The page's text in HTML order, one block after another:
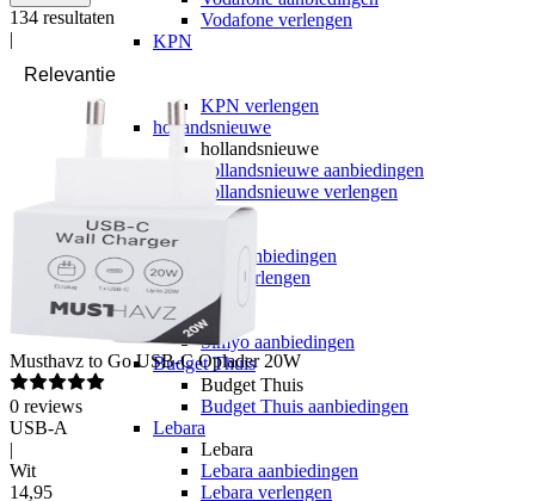
Vodafone verlengen
KPN
KPN verlengen
hollandsnieuwe
hollandsnieuwe
hollandsnieuwe aanbiedingen
hollandsnieuwe verlengen
Ben aanbiedingen
Ben verlengen
Simyo
Simyo
Simyo aanbiedingen
Budget Thuis
Budget Thuis
Budget Thuis aanbiedingen
Lebara
Lebara
Lebara aanbiedingen
Lebara verlengen
134 resultaten
|
Musthavz to Go USB-C Oplader 20W
0 reviews
USB-A
|
Wit
14,95